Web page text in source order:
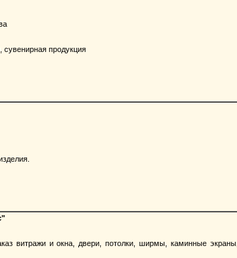
продукция
витражи и окна, двери, потолки, ширмы, каминные экраны,